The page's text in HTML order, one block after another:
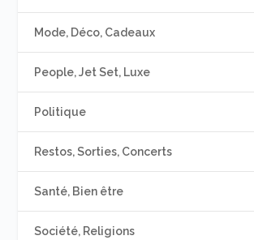
Mode, Déco, Cadeaux
People, Jet Set, Luxe
Politique
Restos, Sorties, Concerts
Santé, Bien être
Société, Religions